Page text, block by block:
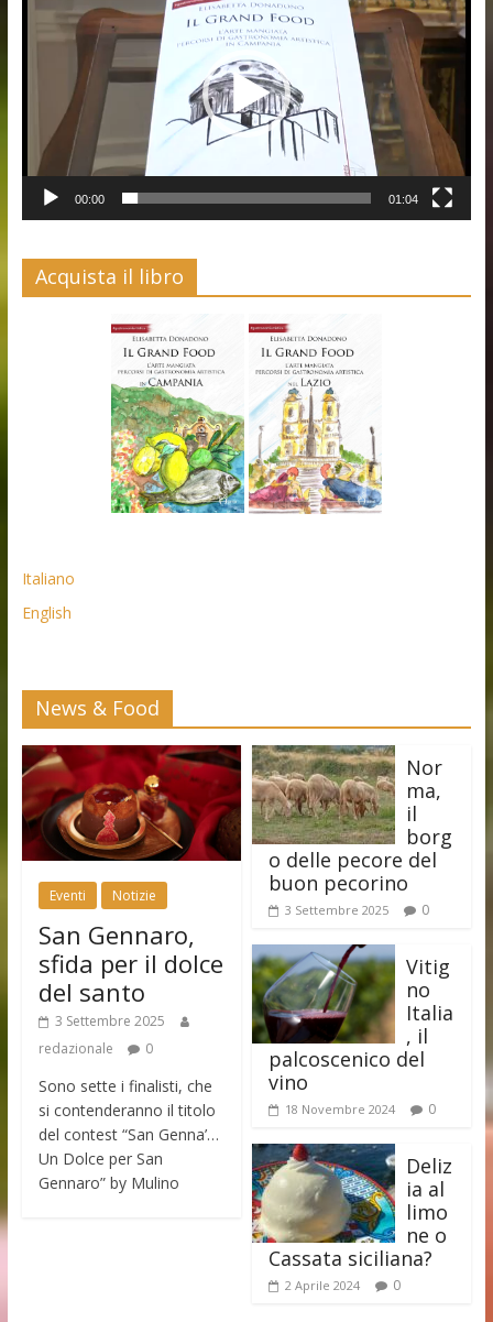
00:00 01:04
Acquista il libro
Italiano
English
News & Food
Eventi Notizie
San Gennaro,
sfida per il dolce
del santo
3 Settembre 2025
redazionale
0
Sono sette i finalisti, che
si contenderanno il titolo
del contest “San Genna’…
Un Dolce per San
Gennaro” by Mulino
Nor
ma,
il
borg
o delle pecore del
buon pecorino
3 Settembre 2025 0
Vitig
no
Italia
, il
palcoscenico del
vino
18 Novembre 2024 0
Deliz
ia al
limo
ne o
Cassata siciliana?
2 Aprile 2024 0